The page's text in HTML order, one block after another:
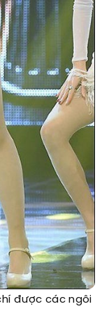
được các ngôi